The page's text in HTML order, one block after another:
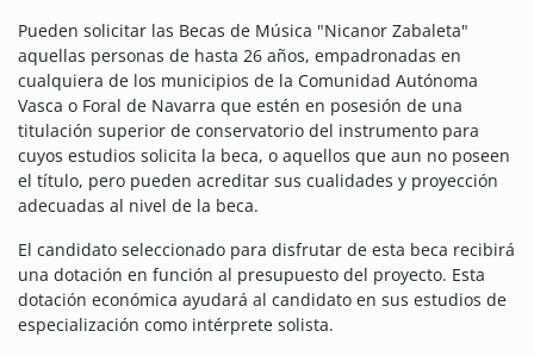
Pueden solicitar las Becas de Música "Nicanor Zabaleta"
aquellas personas de hasta 26 años, empadronadas en
cualquiera de los municipios de la Comunidad Autónoma
Vasca o Foral de Navarra que estén en posesión de una
titulación superior de conservatorio del instrumento para
cuyos estudios solicita la beca, o aquellos que aun no poseen
el título, pero pueden acreditar sus cualidades y proyección
adecuadas al nivel de la beca.
El candidato seleccionado para disfrutar de esta beca recibirá
una dotación en función al presupuesto del proyecto. Esta
dotación económica ayudará al candidato en sus estudios de
especialización como intérprete solista.